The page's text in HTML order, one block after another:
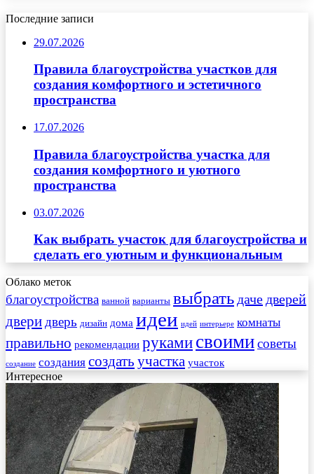
Последние записи
29.07.2026
Правила благоустройства участков для
создания комфортного и эстетичного
пространства
17.07.2026
Правила благоустройства участка для
создания комфортного и уютного
пространства
03.07.2026
Как выбрать участок для благоустройства и
сделать его уютным и функциональным
Облако меток
благоустройства ванной варианты выбрать даче дверей
двери дверь дизайн дома идеи идей интерьере комнаты
правильно рекомендации руками своимисоветы
создание создания создать участка участок
Интересное